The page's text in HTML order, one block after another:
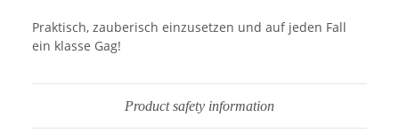
Praktisch, zauberisch einzusetzen und auf jeden Fall
ein klasse Gag!
Product safety information